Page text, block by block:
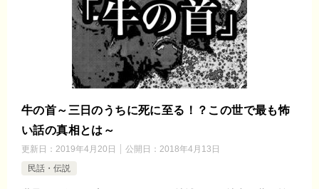
牛の首～三日のうちに死に至る！？この世で最も怖
い話の真相とは～
更新日： 2019年4月20日 公開日： 2018年4月13日
民話・伝説